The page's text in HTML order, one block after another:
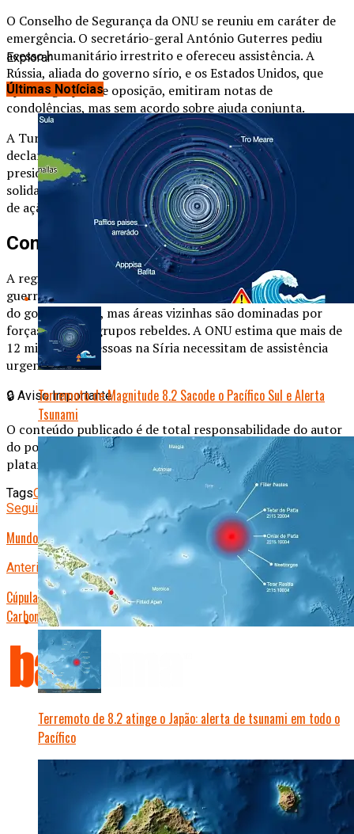
O Conselho de Segurança da ONU se reuniu em caráter de
emergência. O secretário-geral António Guterres pediu
acesso humanitário irrestrito e ofereceu assistência. A
Rússia, aliada do governo sírio, e os Estados Unidos, que
apoiam grupos de oposição, emitiram notas de
condolências, mas sem acordo sobre ajuda conjunta.
A Turquia, que já abriga milhões de refugiados sírios,
declarou estado de emergência em três províncias do sul. O
presidente Recep Tayyip Erdogan afirmou que ‘a
solidariedade não conhece fronteiras’, mas criticou a falta
de ação coordenada da comunidade internacional.
Contexto humanitário
A região já enfrenta uma crise humanitária agravada pela
guerra e pela recente pandemia. Aleppo está sob controle
do governo sírio, mas áreas vizinhas são dominadas por
forças curdas e grupos rebeldes. A ONU estima que mais de
12 milhões de pessoas na Síria necessitam de assistência
urgente.
🔒 Aviso Importante
O conteúdo publicado é de total responsabilidade do autor
do post, não representando necessariamente a opinião da
plataforma.
TagsOriente Médio
Seguinte
Mundo em Transe: Incertezas Globais Sacodem Mercados e Fronteiras
Anterior
Cúpula do Clima em Berlim Fecha Acordo Histórico de Redução de
Carbono
Explorar
Últimas Notícias
Terremoto de Magnitude 8.2 Sacode o Pacífico Sul e Alerta
Tsunami
Terremoto de 8.2 atinge o Japão: alerta de tsunami em todo o
Pacífico